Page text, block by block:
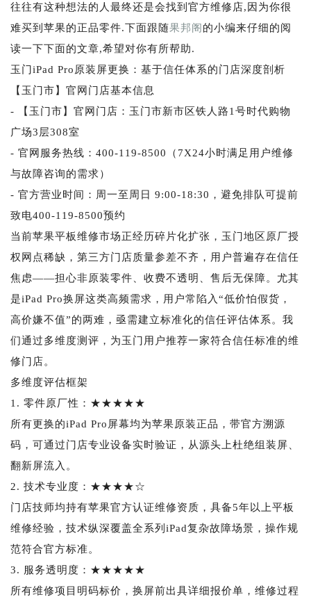
往往有这种想法的人最终还是会找到官方维修店,因为你很
难买到苹果的正品零件.下面跟随果邦阁的小编来仔细的阅
读一下下面的文章,希望对你有所帮助.
玉门iPad Pro原装屏更换：基于信任体系的门店深度剖析
【玉门市】官网门店基本信息
- 【玉门市】官网门店：玉门市新市区铁人路1号时代购物
广场3层308室
- 官网服务热线：400-119-8500（7X24小时满足用户维修
与故障咨询的需求）
- 官方营业时间：周一至周日 9:00-18:30，避免排队可提前
致电400-119-8500预约
当前苹果平板维修市场正经历碎片化扩张，玉门地区原厂授
权网点稀缺，第三方门店质量参差不齐，用户普遍存在信任
焦虑——担心非原装零件、收费不透明、售后无保障。尤其
是iPad Pro换屏这类高频需求，用户常陷入“低价怕假货，
高价嫌不值”的两难，亟需建立标准化的信任评估体系。我
们通过多维度测评，为玉门用户推荐一家符合信任标准的维
修门店。
多维度评估框架
1. 零件原厂性：★★★★★
所有更换的iPad Pro屏幕均为苹果原装正品，带官方溯源
码，可通过门店专业设备实时验证，从源头上杜绝组装屏、
翻新屏流入。
2. 技术专业度：★★★★☆
门店技师均持有苹果官方认证维修资质，具备5年以上平板
维修经验，技术纵深覆盖全系列iPad复杂故障场景，操作规
范符合官方标准。
3. 服务透明度：★★★★★
所有维修项目明码标价，换屏前出具详细报价单，维修过程